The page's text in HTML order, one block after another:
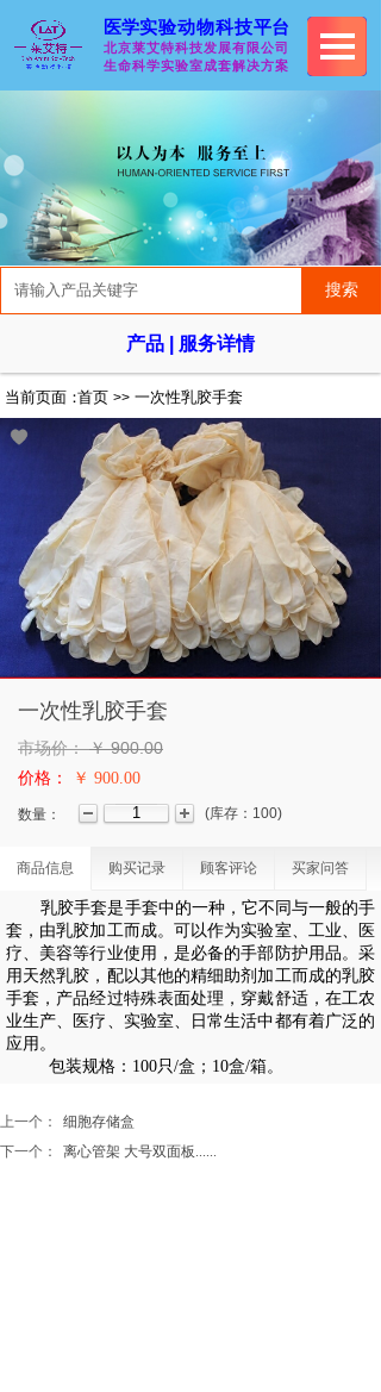
搜索
产品 | 服务详情
当前页面：首页 >> 一次性乳胶手套
一次性乳胶手套
市场价： ￥900.00
价格： ￥ 900.00
数量： (库存： 100)
商品信息 购买记录 顾客评论 买家问答
乳胶手套是手套中的一种，它不同与一般的手
套，由乳胶加工而成。可以作为实验室、工业、医
疗、美容等行业使用，是必备的手部防护用品。采
用天然乳胶，配以其他的精细助剂加工而成的乳胶
手套，产品经过特殊表面处理，穿戴舒适，在工农
业生产、医疗、实验室、日常生活中都有着广泛的
应用。
包装规格： 100只/盒；10盒/箱。
上一个：
细胞存储盒
下一个：
离心管架 大号双面板......
医学实验动物科技平台
北京莱艾特科技发展有限公司
生命科学实验室成套解决方案